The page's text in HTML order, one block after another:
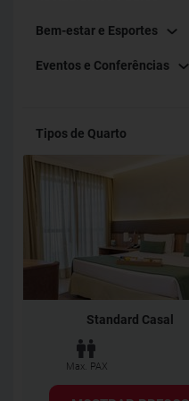
Bem-estar e Esportes
Eventos e Conferências
Tipos de Quarto
Standard Casal
Max. PAX